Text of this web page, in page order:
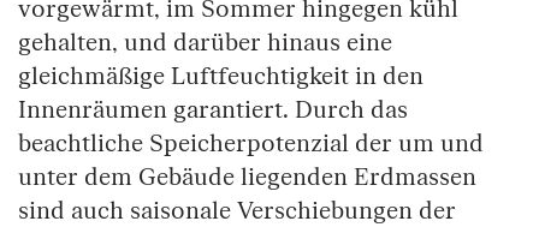
vorgewärmt, im Sommer hingegen kühl
gehalten, und darüber hinaus eine
gleichmäßige Luftfeuchtigkeit in den
Innenräumen garantiert. Durch das
beachtliche Speicherpotenzial der um und
unter dem Gebäude liegenden Erdmassen
sind auch saisonale Verschiebungen der